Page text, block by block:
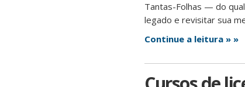
Tantas-Folhas — do
legado e revisitar sua
Continue a leitura » »